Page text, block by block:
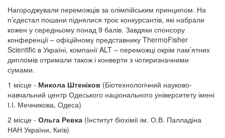
Нагороджували переможців за олімпійським принципом. На
п’єдестал пошани піднялися троє конкурсантів, які набрали
кожен у середньому понад 9 балів. Завдяки спонсору
конференції – офіційному представнику ThermoFisher
Scientific в Україні, компанії ALT – переможці окрім пам’ятних
дипломів отримали також і конверти з чотиризначними
сумами.
1 місце - Микола Штеніков (Біотехнологічний науково-
навчальний центр Одеського національного університету імені
І.І. Мечникова, Одеса)
2 місце - Ольга Ревка (Інститут біохімії ім. О.В. Палладіна
НАН України, Київ)